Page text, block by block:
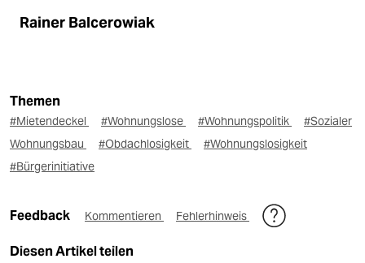
Rainer Balcerowiak
Themen
#Mietendeckel #Wohnungslose #Wohnungspolitik
#Sozialer
Wohnungsbau
#Obdachlosigkeit
#Wohnungslosigkeit
#Bürgerinitiative
Feedback Kommentieren Fehlerhinweis
Diesen Artikel teilen